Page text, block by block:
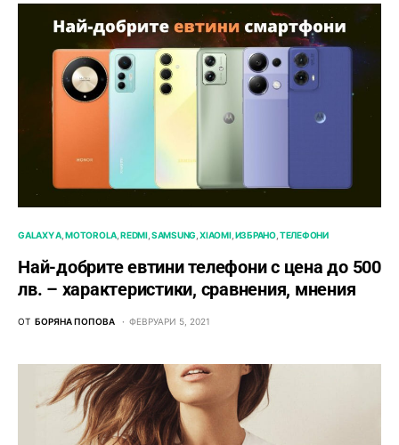
GALAXY A MOTOROLA REDMI SAMSUNG XIAOMI ИЗБРАНО ТЕЛЕФОНИ
Най-добрите евтини телефони с ценa до 500
лв. – характeристики, сравнения, мнения
ОТ БОРЯНА ПОПОВА ФЕВРУАРИ 5, 2021